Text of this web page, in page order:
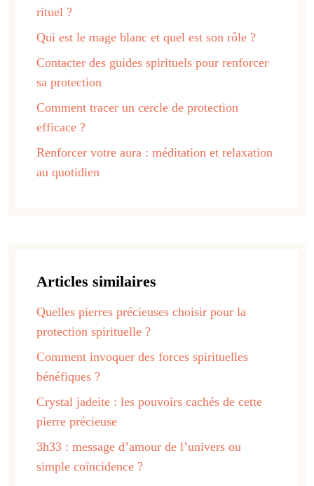
rituel ?
Qui est le mage blanc et quel est son rôle ?
Contacter des guides spirituels pour renforcer
sa protection
Comment tracer un cercle de protection
efficace ?
Renforcer votre aura : méditation et relaxation
au quotidien
Articles similaires
Quelles pierres précieuses choisir pour la
protection spirituelle ?
Comment invoquer des forces spirituelles
bénéfiques ?
Crystal jadeite : les pouvoirs cachés de cette
pierre précieuse
3h33 : message d’amour de l’univers ou
simple coïncidence ?